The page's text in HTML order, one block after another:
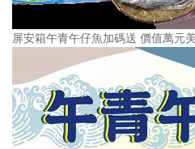
屏安箱午青午仔魚加碼送 價值萬元